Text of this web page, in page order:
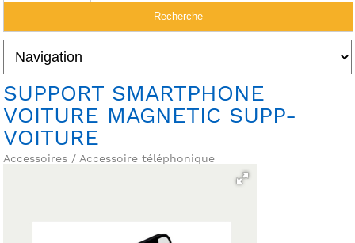
SUPPORT SMARTPHONE
VOITURE MAGNETIC SUPP-
VOITURE
Accessoires / Accessoire téléphonique